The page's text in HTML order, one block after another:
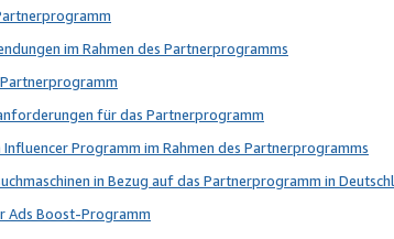
im Rahmen des Partnerprogramms
für das Partnerprogramm
Programm im Rahmen des Partnerprogramms
in Bezug auf das Partnerprogramm in
Ads Boost-Programm